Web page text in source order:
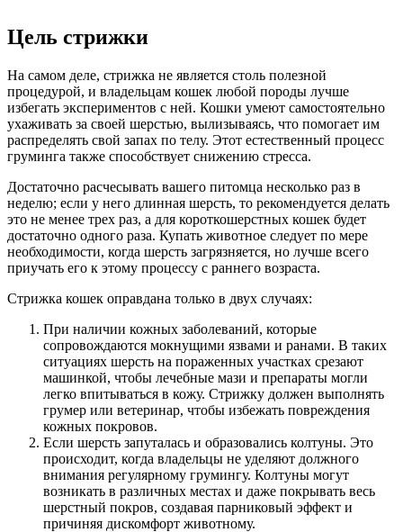
Цель стрижки
На самом деле, стрижка не является столь полезной
процедурой, и владельцам кошек любой породы лучше
избегать экспериментов с ней. Кошки умеют самостоятельно
ухаживать за своей шерстью, вылизываясь, что помогает им
распределять свой запах по телу. Этот естественный процесс
груминга также способствует снижению стресса.
Достаточно расчесывать вашего питомца несколько раз в
неделю; если у него длинная шерсть, то рекомендуется делать
это не менее трех раз, а для короткошерстных кошек будет
достаточно одного раза. Купать животное следует по мере
необходимости, когда шерсть загрязняется, но лучше всего
приучать его к этому процессу с раннего возраста.
Стрижка кошек оправдана только в двух случаях:
При наличии кожных заболеваний, которые
сопровождаются мокнущими язвами и ранами. В таких
ситуациях шерсть на пораженных участках срезают
машинкой, чтобы лечебные мази и препараты могли
легко впитываться в кожу. Стрижку должен выполнять
грумер или ветеринар, чтобы избежать повреждения
кожных покровов.
Если шерсть запуталась и образовались колтуны. Это
происходит, когда владельцы не уделяют должного
внимания регулярному грумингу. Колтуны могут
возникать в различных местах и даже покрывать весь
шерстный покров, создавая парниковый эффект и
причиняя дискомфорт животному.